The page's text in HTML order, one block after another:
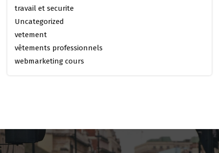
travail et securite
Uncategorized
vetement
vêtements professionnels
webmarketing cours